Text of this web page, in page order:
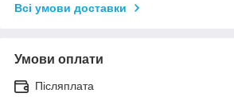
Всі умови доставки
Умови оплати
Післяплата